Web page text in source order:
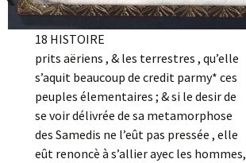
18 HISTOIRE
prits aëriens , & les terrestres , qu’elle
s’aquit beaucoup de credit parmy* ces
peuples élementaires ; & si le desir de
se voir délivrée de sa metamorphose
des Samedis ne l’eût pas pressée , elle
eût renoncè à s’allier ayec les hommes,